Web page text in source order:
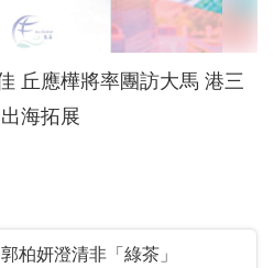
三
內企出海拓展
獲馬國明讚疊字得意 郭柏妍澄清非「綠茶」